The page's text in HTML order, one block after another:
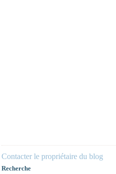
Contacter le propriétaire du blog
Recherche